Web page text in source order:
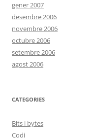
gener 2007
desembre 2006
novembre 2006
octubre 2006
setembre 2006
agost 2006
CATEGORIES
Bits i bytes
Codi